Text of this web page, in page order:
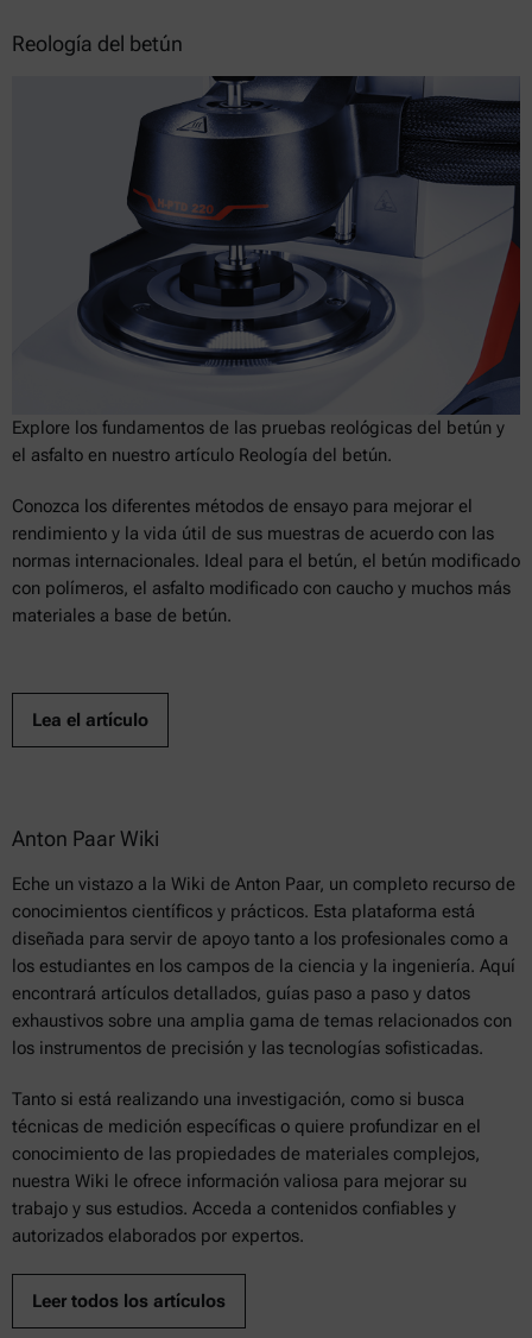
Reología del betún
Explore los fundamentos de las pruebas reológicas del betún y
el asfalto en nuestro artículo Reología del betún.
Conozca los diferentes métodos de ensayo para mejorar el
rendimiento y la vida útil de sus muestras de acuerdo con las
normas internacionales. Ideal para el betún, el betún modificado
con polímeros, el asfalto modificado con caucho y muchos más
materiales a base de betún.
Lea el artículo
Anton Paar Wiki
Eche un vistazo a la Wiki de Anton Paar, un completo recurso de
conocimientos científicos y prácticos. Esta plataforma está
diseñada para servir de apoyo tanto a los profesionales como a
los estudiantes en los campos de la ciencia y la ingeniería. Aquí
encontrará artículos detallados, guías paso a paso y datos
exhaustivos sobre una amplia gama de temas relacionados con
los instrumentos de precisión y las tecnologías sofisticadas.
Tanto si está realizando una investigación, como si busca
técnicas de medición específicas o quiere profundizar en el
conocimiento de las propiedades de materiales complejos,
nuestra Wiki le ofrece información valiosa para mejorar su
trabajo y sus estudios. Acceda a contenidos confiables y
autorizados elaborados por expertos.
Leer todos los artículos